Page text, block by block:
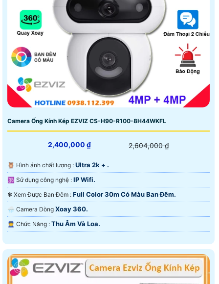
Camera Ống Kính Kép EZVIZ CS-H90-R100-8H44WKFL
2,400,000 ₫ 2,604,000 ₫
🦉 Hình ảnh chất lượng : Ultra 2k + .
🕉️ Sử dụng công nghệ : IP Wifi.
❃ Xem Được Ban Đêm : Full Color 30m Có Màu Ban Ðêm.
🌧️ Camera Dòng Xoay 360.
️👮 Chức Năng : Thu Âm Và Loa.